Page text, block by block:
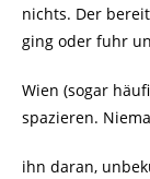
nichts. Der
ging oder fuhr
Wien (sogar
spazieren.
ihn daran,